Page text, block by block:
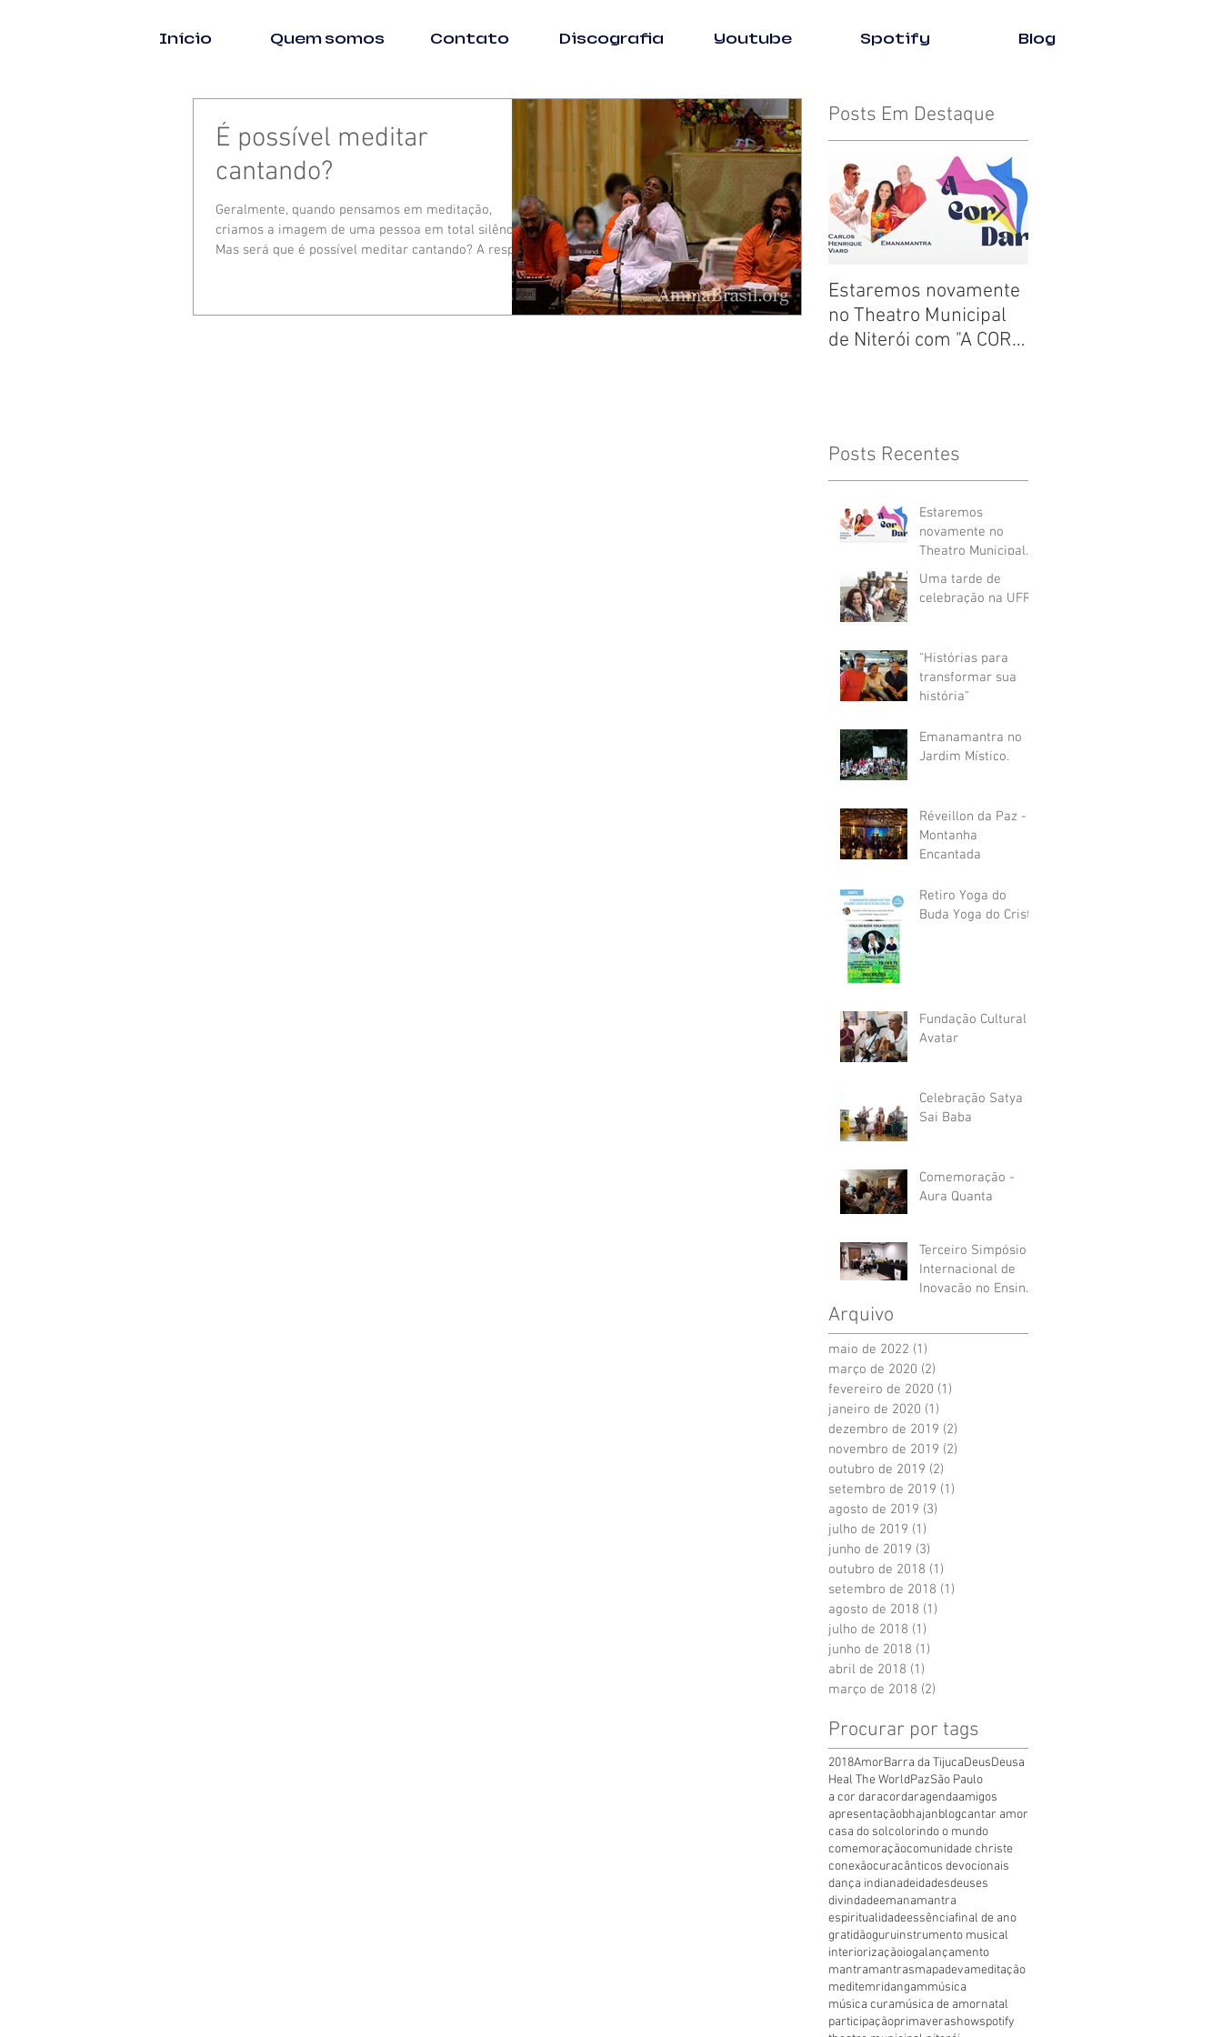
Início Quem somos Contato Discografia Youtube Spotify Blog
É possível meditar
cantando?
Geralmente, quando pensamos em meditação,
criamos a imagem de uma pessoa em total silêncio.
Mas será que é possível meditar cantando? A resp
Posts Em Destaque
Estaremos novamente
no Theatro Municipal
de Niterói com "A COR
Posts Recentes
Estaremos
novamente no
Theatro Municipal
de Niterói com "A
COR DAR"
Uma tarde de
celebração na UFRJ
"Histórias para
transformar sua
história"
Emanamantra no
Jardim Místico.
Réveillon da Paz -
Montanha
Encantada
Retiro Yoga do
Buda Yoga do Cristo
Fundação Cultural
Avatar
Celebração Satya
Sai Baba
Comemoração -
Aura Quanta
Terceiro Simpósio
Internacional de
Inovação no Ensino
Arquivo
maio de 2022 (1)
março de 2020 (2)
fevereiro de 2020 (1)
janeiro de 2020 (1)
dezembro de 2019 (2)
novembro de 2019 (2)
outubro de 2019 (2)
setembro de 2019 (1)
agosto de 2019 (3)
julho de 2019 (1)
junho de 2019 (3)
outubro de 2018 (1)
setembro de 2018 (1)
agosto de 2018 (1)
julho de 2018 (1)
junho de 2018 (1)
abril de 2018 (1)
março de 2018 (2)
Procurar por tags
2018AmorBarra da TijucaDeusDeusa
Heal The WorldPazSão Paulo
a cor daracordaragendaamigos
apresentaçãobhajanblogcantar amor
casa do solcolorindo o mundo
comemoraçãocomunidade christe
conexãocuracânticos devocionais
dança indianadeidadesdeuses
divindadeemanamantra
espiritualidadeessênciafinal de ano
gratidãoguruinstrumento musical
interiorizaçãoiogalançamento
mantramantrasmapadevameditação
meditemridangammúsica
música curamúsica de amornatal
participaçãoprimaverashowspotify